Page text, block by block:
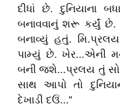
દીધાં છે. દુનિયાના
બનાવવાનું શરૂ કર્યું
બનાવ્યું હતું. મિ.પ્રલય
પામ્યું છે. ખેર...એની
બની જશે...પ્રલય તું
સાથ આપો તો
દેખાડી દઉં...”